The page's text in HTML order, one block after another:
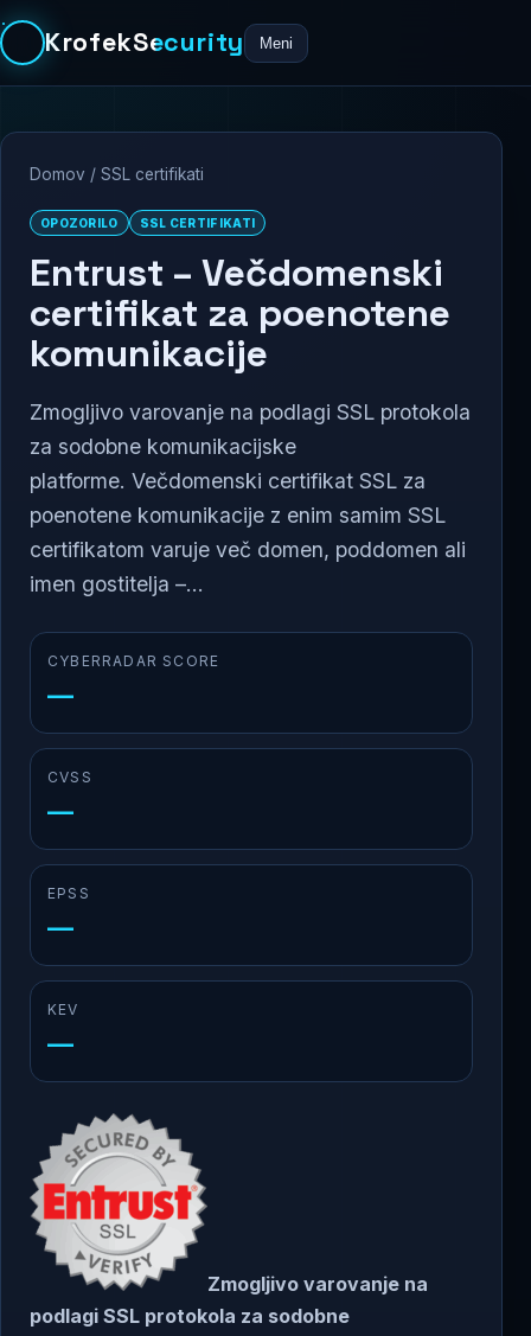
KrofekSecurity Meni
Domov / SSL certifikati
OPOZORILO SSL CERTIFIKATI
Entrust – Večdomenski
certifikat za poenotene
komunikacije
Zmogljivo varovanje na podlagi SSL protokola
za sodobne komunikacijske
platforme. Večdomenski certifikat SSL za
poenotene komunikacije z enim samim SSL
certifikatom varuje več domen, poddomen ali
imen gostitelja –...
CYBERRADAR SCORE
—
CVSS
—
EPSS
—
KEV
—
Zmogljivo varovanje na
podlagi SSL protokola za sodobne